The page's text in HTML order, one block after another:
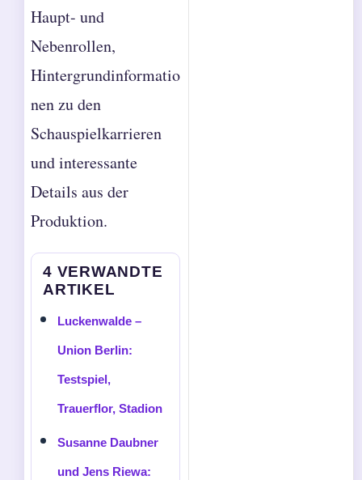
Haupt- und
Nebenrollen,
Hintergrundinformatio
nen zu den
Schauspielkarrieren
und interessante
Details aus der
Produktion.
4 VERWANDTE
ARTIKEL
Luckenwalde –
Union Berlin:
Testspiel,
Trauerflor, Stadion
Susanne Daubner
und Jens Riewa: